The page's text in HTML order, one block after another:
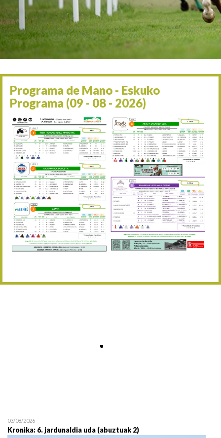
06/09 17:30 Irailaren 6a / 6 de
13/09 17:30 Irailaren 13a / 13 de
30/09 11:30 Irailaren 30a / 30 de
11/06 11:30
05/07 11:30 Uztailaren 5a / 5 de julio
12/07 11:30 Uztailaren 12a / 12 de
19/07 11:30 Uztailaren 19a / 19 de
25/07 11:30 Uztailaren 25a / 25 de
02/08 17:30 Abuztuaren 2a / 2 de
09/08 17:30 Abuztuaren 9a / 9 de
12/08 12:08 Abuztaren 12a / 12 de
15/08 17:05 Abuztuaren 15a / 15 de
30/08 17:30 Abuztuaren 30a / 30 de
Programa de Mano - Eskuko
Programa (09 - 08 - 2026)
03/08/2026
Kronika: 6. jardunaldia uda (abuztuak 2)